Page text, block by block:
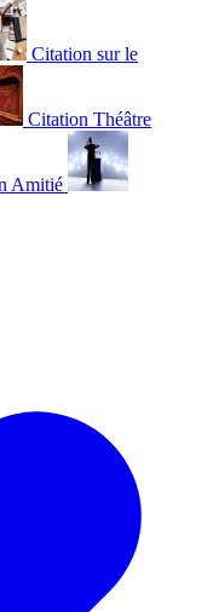
Citation sur le
Citation Théâtre
Amitié